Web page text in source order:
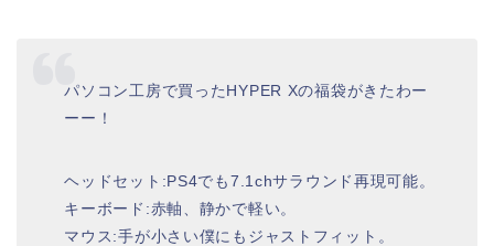
パソコン工房で買ったHYPER Xの福袋がきたわー
ーー！
ヘッドセット:PS4でも7.1chサラウンド再現可能。
キーボード:赤軸、静かで軽い。
マウス:手が小さい僕にもジャストフィット。